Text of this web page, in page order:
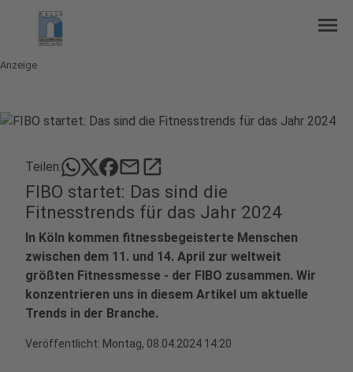
menu
Anzeige
Teilen: mailopen_in_new
FIBO startet: Das sind die
Fitnesstrends für das Jahr 2024
In Köln kommen fitnessbegeisterte Menschen
zwischen dem 11. und 14. April zur weltweit
größten Fitnessmesse - der FIBO zusammen. Wir
konzentrieren uns in diesem Artikel um aktuelle
Trends in der Branche.
Veröffentlicht: Montag, 08.04.2024 14:20